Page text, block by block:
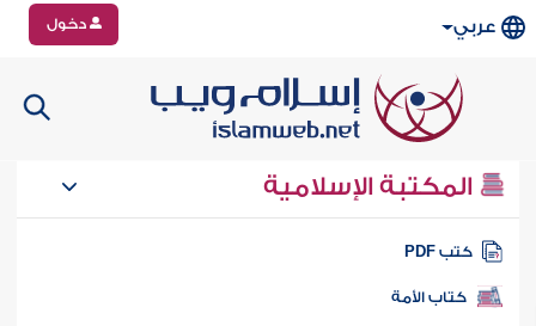
عربي دخول
المكتبة الإسلامية
كتب PDF